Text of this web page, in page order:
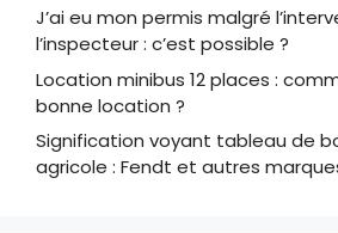
J’ai eu mon permis malgré
l’inspecteur : c’est possible ?
Location minibus 12 places :
bonne location ?
Signification voyant tableau de
agricole : Fendt et autres